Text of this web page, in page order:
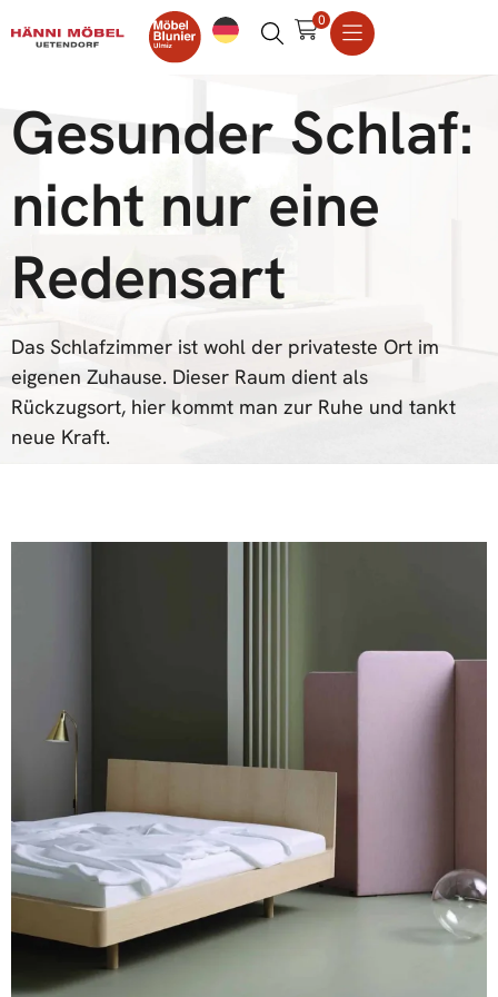
0
Gesunder Schlaf:
nicht nur eine
Redensart
Das Schlafzimmer ist wohl der privateste Ort im
eigenen Zuhause. Dieser Raum dient als
Rückzugsort, hier kommt man zur Ruhe und tankt
neue Kraft.